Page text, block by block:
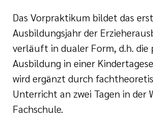
Das Vorpraktikum bildet das
Ausbildungsjahr der
verläuft in dualer Form, d.h. die
Ausbildung in einer
wird ergänzt durch
Unterricht an zwei Tagen in der
Fachschule.